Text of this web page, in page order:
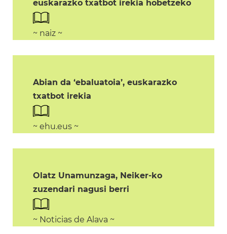
euskarazko txatbot irekia hobetzeko
~ naiz ~
Abian da ‘ebaluatoia’, euskarazko
txatbot irekia
~ ehu.eus ~
Olatz Unamunzaga, Neiker-ko
zuzendari nagusi berri
~ Noticias de Alava ~